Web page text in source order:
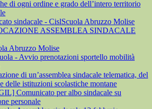
di ogni ordine e grado dell’intero territorio
sindacale - CislScuola Abruzzo Molise
ASSEMBLEA SINDACALE
Abruzzo Molise
- Avvio prenotazioni sportello mobilità
di un’assemblea sindacale telematica, del
delle istituzioni scolastiche montane
Comunicato per albo sindacale su
personale